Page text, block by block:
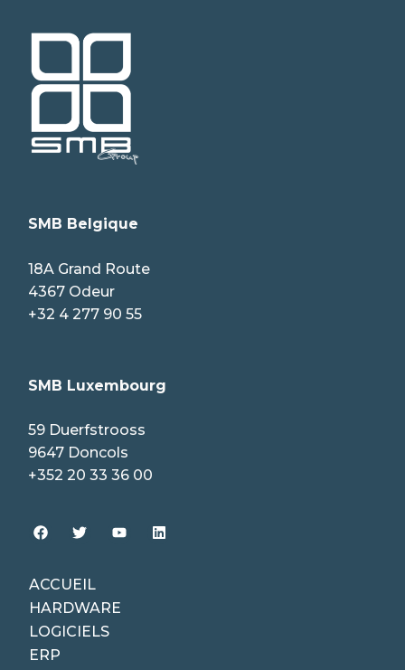
SMB Belgique
18A Grand Route
4367 Odeur
+32 4 277 90 55
SMB Luxembourg
59 Duerfstrooss
9647 Doncols
+352 20 33 36 00
ACCUEIL
HARDWARE
LOGICIELS
ERP